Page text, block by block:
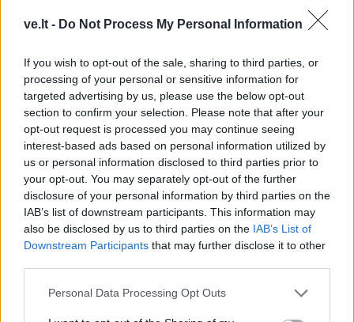
ve.lt - Do Not Process My Personal Information
If you wish to opt-out of the sale, sharing to third parties, or
processing of your personal or sensitive information for
targeted advertising by us, please use the below opt-out
section to confirm your selection. Please note that after your
opt-out request is processed you may continue seeing
interest-based ads based on personal information utilized by
us or personal information disclosed to third parties prior to
your opt-out. You may separately opt-out of the further
disclosure of your personal information by third parties on the
IAB’s list of downstream participants. This information may
also be disclosed by us to third parties on the IAB’s List of
Downstream Participants that may further disclose it to other
Personal Data Processing Opt Outs
Klaipėda 2026-07-27 08:00
STOP ženklas pervažoje - tai yra, tai nėra
papildyta (4)